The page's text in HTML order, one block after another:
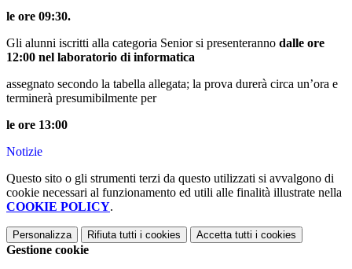
le ore 09:30.
Gli alunni iscritti alla categoria Senior si presenteranno dalle ore
12:00 nel laboratorio di informatica
assegnato secondo la tabella allegata; la prova durerà circa un’ora e
terminerà presumibilmente per
le ore 13:00
Notizie
Questo sito o gli strumenti terzi da questo utilizzati si avvalgono di
cookie necessari al funzionamento ed utili alle finalità illustrate nella
COOKIE POLICY.
Personalizza Rifiuta tutti i cookies Accetta tutti i cookies
Gestione cookie